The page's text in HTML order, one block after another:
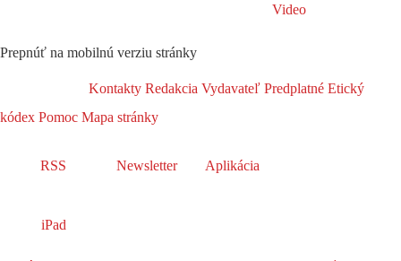
Video
Prepnúť na mobilnú verziu stránky
Kontakty Redakcia Vydavateľ Predplatné Etický
kódex Pomoc Mapa stránky
RSS Newsletter Aplikácia
iPad